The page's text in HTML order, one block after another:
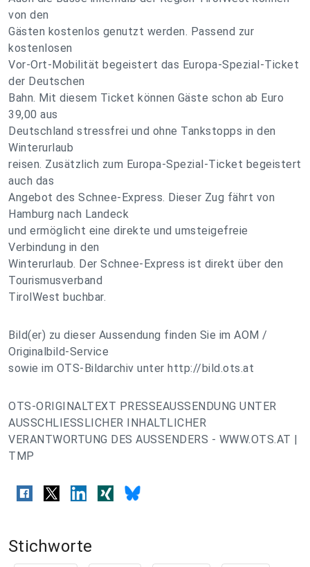
von den
Gästen kostenlos genutzt werden. Passend zur
kostenlosen
Vor-Ort-Mobilität begeistert das Europa-Spezial-Ticket
der Deutschen
Bahn. Mit diesem Ticket können Gäste schon ab Euro
39,00 aus
Deutschland stressfrei und ohne Tankstopps in den
Winterurlaub
reisen. Zusätzlich zum Europa-Spezial-Ticket begeistert
auch das
Angebot des Schnee-Express. Dieser Zug fährt von
Hamburg nach Landeck
und ermöglicht eine direkte und umsteigefreie
Verbindung in den
Winterurlaub. Der Schnee-Express ist direkt über den
Tourismusverband
TirolWest buchbar.
Bild(er) zu dieser Aussendung finden Sie im AOM /
Originalbild-Service
sowie im OTS-Bildarchiv unter http://bild.ots.at
OTS-ORIGINALTEXT PRESSEAUSSENDUNG UNTER
AUSSCHLIESSLICHER INHALTLICHER
VERANTWORTUNG DES AUSSENDERS - WWW.OTS.AT |
TMP
Stichworte